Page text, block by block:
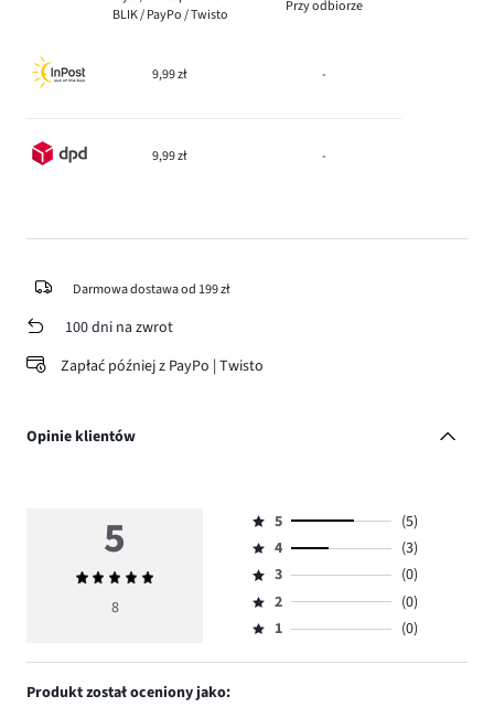
BLIK / PayPo / Twisto
Przy odbiorze
9,99 zł -
9,99 zł -
Darmowa dostawa od 199 zł
100 dni na zwrot
Zapłać później z PayPo | Twisto
Opinie klientów
5
Średnia
ocena
8
Ocena
5,
ilość
głosów
5.
5
(5)
Ocena
4,
ilość
głosów
4
(3)
Ocena
3,
ilość
3
(0)
Ocena
2,
2
(0)
Ocena
1,
1 (0)
Produkt został oceniony jako: